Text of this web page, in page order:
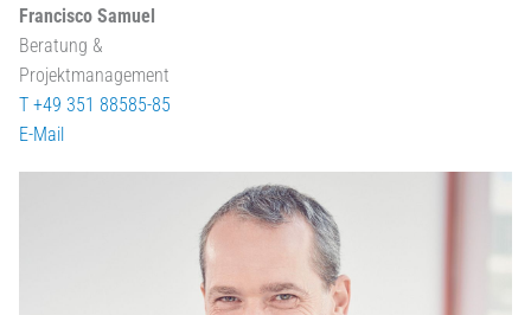
Francisco Samuel
Beratung &
Projektmanagement
T +49 351 88585-85
E-Mail